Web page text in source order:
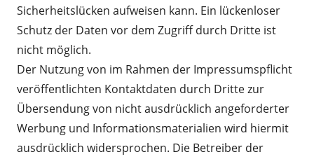
Sicherheitslücken aufweisen kann. Ein lückenloser
Schutz der Daten vor dem Zugriff durch Dritte ist
nicht möglich.
Der Nutzung von im Rahmen der Impressumspflicht
veröffentlichten Kontaktdaten durch Dritte zur
Übersendung von nicht ausdrücklich angeforderter
Werbung und Informationsmaterialien wird hiermit
ausdrücklich widersprochen. Die Betreiber der